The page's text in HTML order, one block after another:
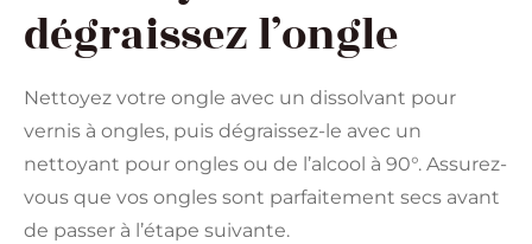
dégraissez l’ongle
Nettoyez votre ongle avec un dissolvant pour
vernis à ongles, puis dégraissez-le avec un
nettoyant pour ongles ou de l’alcool à 90°. Assurez-
vous que vos ongles sont parfaitement secs avant
de passer à l’étape suivante.